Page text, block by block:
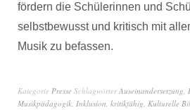
fördern die Schülerinnen und
selbstbewusst und kritisch mit
Musik zu befassen.
Kategorie Presse SchlagwörterAuseinandersetzung,
Musikpädagogik, Inklusion, kritikfähig, Kulturelle